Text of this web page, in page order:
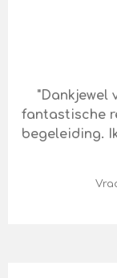
"Dankjewel
fantastische
begeleiding.